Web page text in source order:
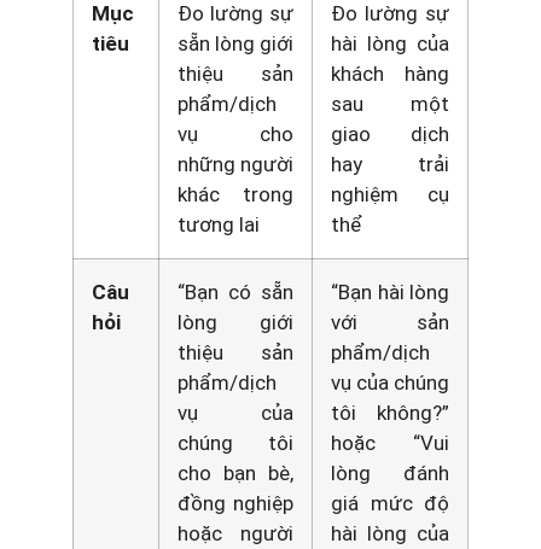
Mục
tiêu
Đo lường sự
sẵn lòng giới
thiệu sản
phẩm/dịch
vụ cho
những người
khác trong
tương lai
Đo lường sự
hài lòng của
khách hàng
sau một
giao dịch
hay trải
nghiệm cụ
thể
Câu
hỏi
“Bạn có sẵn
lòng giới
thiệu sản
phẩm/dịch
vụ của
chúng tôi
cho bạn bè,
đồng nghiệp
hoặc người
“Bạn hài lòng
với sản
phẩm/dịch
vụ của chúng
tôi không?”
hoặc “Vui
lòng đánh
giá mức độ
hài lòng của